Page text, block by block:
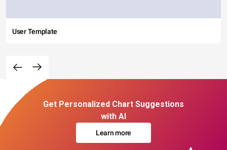
User Template
Get Personalized Chart Suggestions
with AI
Learn more